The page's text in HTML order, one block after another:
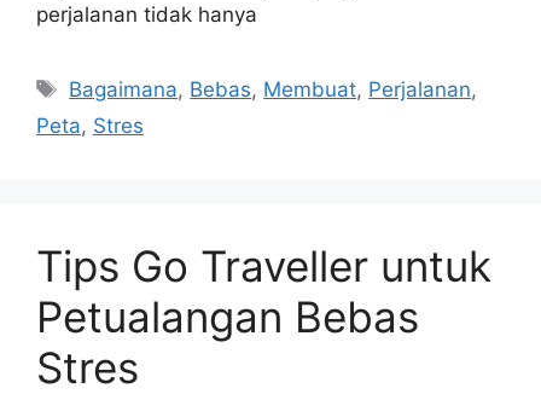
perjalanan tidak hanya
Tags
Bagaimana, Bebas, Membuat, Perjalanan,
Peta, Stres
Tips Go Traveller untuk
Petualangan Bebas
Stres